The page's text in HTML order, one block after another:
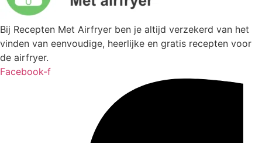
Bij Recepten Met Airfryer ben je altijd verzekerd van het
vinden van eenvoudige, heerlijke en gratis recepten voor
de airfryer.
Facebook-f